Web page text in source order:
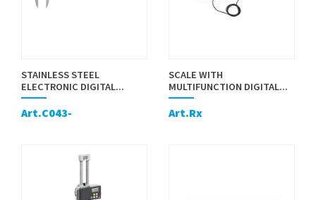
STAINLESS STEEL
ELECTRONIC DIGITAL...
Art.C043-
SCALE WITH
MULTIFUNCTION DIGITAL...
Art.Rx